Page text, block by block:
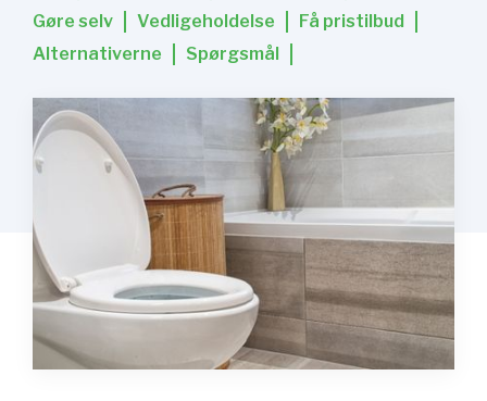
Gøre selv
Vedligeholdelse
Få pristilbud
Alternativerne
Spørgsmål